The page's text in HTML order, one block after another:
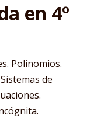
en 4º
Polinomios.
de